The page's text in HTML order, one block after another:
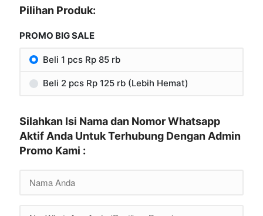
Pilihan Produk:
PROMO BIG SALE
Beli 1 pcs Rp 85 rb
Beli 2 pcs Rp 125 rb (Lebih Hemat)
Silahkan Isi Nama dan Nomor Whatsapp
Aktif Anda Untuk Terhubung Dengan Admin
Promo Kami :